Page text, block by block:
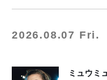
2026.08.07 Fri.
ミュウミ